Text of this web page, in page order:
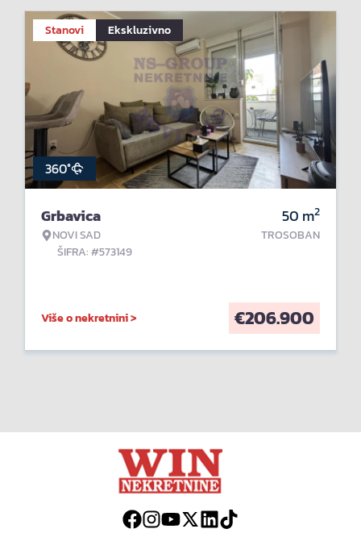
Stanovi Ekskluzivno
360°
Grbavica
NOVI SAD
ŠIFRA: #573149
50 m2
TROSOBAN
Više o nekretnini > €206.900